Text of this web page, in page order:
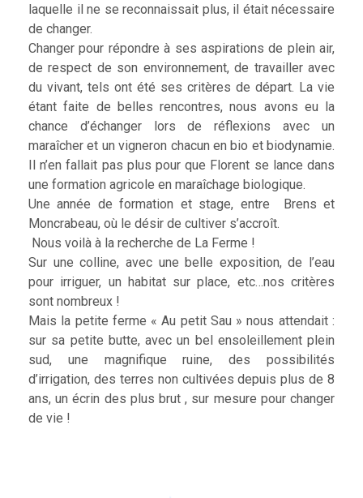
laquelle il ne se reconnaissait plus, il était nécessaire
de changer.
Changer pour répondre à ses aspirations de plein air,
de respect de son environnement, de travailler avec
du vivant, tels ont été ses critères de départ. La vie
étant faite de belles rencontres, nous avons eu la
chance d’échanger lors de réflexions avec un
maraîcher et un vigneron chacun en bio et biodynamie.
Il n’en fallait pas plus pour que Florent se lance dans
une formation agricole en maraîchage biologique.
Une année de formation et stage, entre Brens et
Moncrabeau, où le désir de cultiver s’accroît.
Nous voilà à la recherche de La Ferme !
Sur une colline, avec une belle exposition, de l’eau
pour irriguer, un habitat sur place, etc…nos critères
sont nombreux !
Mais la petite ferme « Au petit Sau » nous attendait :
sur sa petite butte, avec un bel ensoleillement plein
sud, une magnifique ruine, des possibilités
d’irrigation, des terres non cultivées depuis plus de 8
ans, un écrin des plus brut , sur mesure pour changer
de vie !